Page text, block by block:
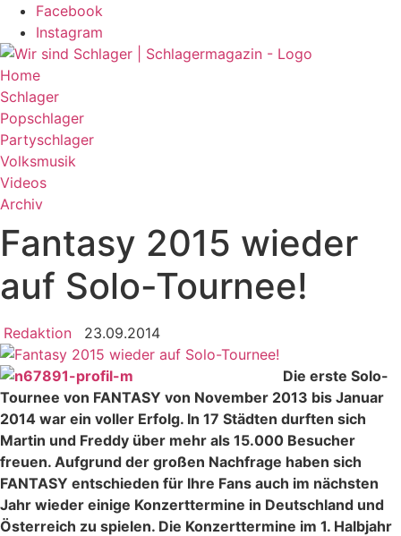
Zum
Inhalt
wechseln
Facebook
Instagram
Home
Schlager
Popschlager
Partyschlager
Volksmusik
Videos
Archiv
Fantasy 2015 wieder
auf Solo-Tournee!
Redaktion 23.09.2014
Die erste Solo-
Tournee von FANTASY von November 2013 bis Januar
2014 war ein voller Erfolg. In 17 Städten durften sich
Martin und Freddy über mehr als 15.000 Besucher
freuen. Aufgrund der großen Nachfrage haben sich
FANTASY entschieden für Ihre Fans auch im nächsten
Jahr wieder einige Konzerttermine in Deutschland und
Österreich zu spielen. Die Konzerttermine im 1. Halbjahr